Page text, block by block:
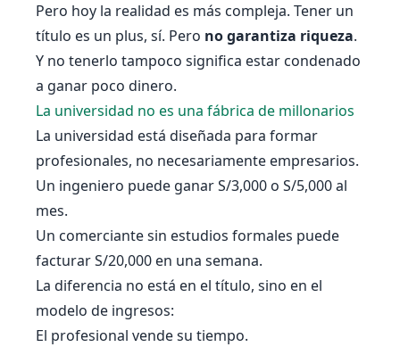
Pero hoy la realidad es más compleja. Tener un
título es un plus, sí. Pero no garantiza riqueza.
Y no tenerlo tampoco significa estar condenado
a ganar poco dinero.
La universidad no es una fábrica de millonarios
La universidad está diseñada para formar
profesionales, no necesariamente empresarios.
Un ingeniero puede ganar S/3,000 o S/5,000 al
mes.
Un comerciante sin estudios formales puede
facturar S/20,000 en una semana.
La diferencia no está en el título, sino en el
modelo de ingresos:
El profesional vende su tiempo.